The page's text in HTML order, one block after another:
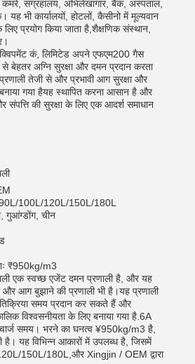
कमरे, संग्रहालय, अभिलेखागार, बैंक, अस्पताल,
भी कार्यालयों, होटलों, कैसीनो में मूल्यवान
लिए प्रयोग किया जाता है,शैक्षणिक संस्थान,
कं, लिमिटेड अपने एफएम200 गैस
बेहतर अग्नि सुरक्षा और दमन प्रदान करता
तेजी से और प्रभावी आग सुरक्षा और
गया हैयह स्थापित करना आसान है और
की सुरक्षा के लिए एक आदर्श समाधान
100L/120L/150L/180L
गुआंग्डोंग, चीन
₹950kg/m3
एक स्वच्छ एजेंट दमन प्रणाली है, और यह
आग बुझाने की प्रणाली भी है।यह प्रणाली
समय प्रदान कर सकते हैं और
विश्वसनीयता के लिए बनाया गया है.6A
समय। भरने का घनत्व ¥950kg/m3 है,
है। यह विभिन्न आकारों में उपलब्ध है, जिसमें
150L/180L,और Xingjin / OEM द्वारा